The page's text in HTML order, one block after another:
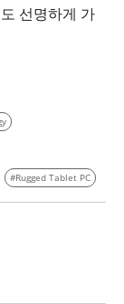
선명하게 가
#Rugged Tablet PC